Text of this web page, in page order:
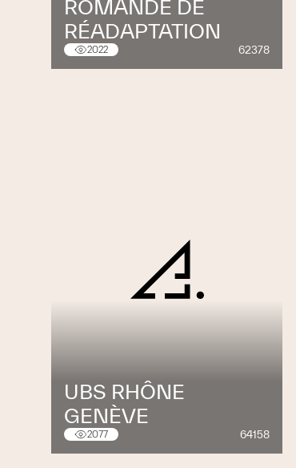
ROMANDE DE
RÉADAPTATION
2022 62378
UBS RHÔNE
GENÈVE
2077 64158